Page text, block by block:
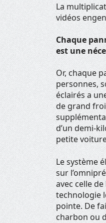
La
vidéos
Chaque
est une
Or, chaque
personnes,
éclairés a
de grand
d’un demi-
petite
Le système
sur
avec celle
technologie
pointe. De
charbon ou